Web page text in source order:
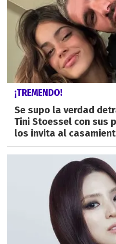
¡TREMENDO!
Se supo la verdad
Tini Stoessel con sus
los invita al